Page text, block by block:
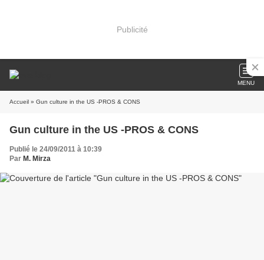
Publicité
MENU
Accueil » Gun culture in the US -PROS & CONS
Gun culture in the US -PROS & CONS
Publié le 24/09/2011 à 10:39
Par M. Mirza